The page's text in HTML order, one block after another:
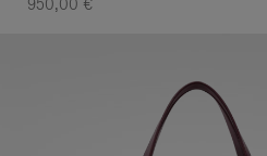
950,00 €